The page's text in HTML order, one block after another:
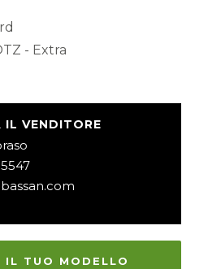
- Extra
VENDITORE
IL TUO MODELLO